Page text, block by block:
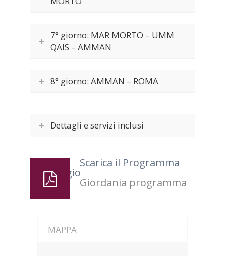
7° giorno: MAR MORTO – UMM
QAIS – AMMAN
8° giorno: AMMAN – ROMA
Dettagli e servizi inclusi
Scarica il Programma
del Viaggio
Giordania programma
MAPPA